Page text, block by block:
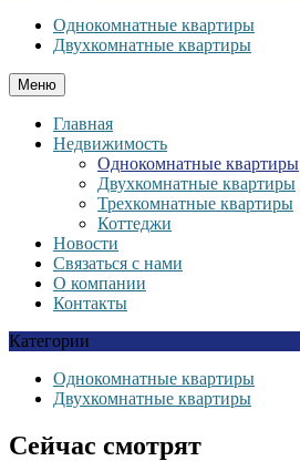
Однокомнатные квартиры
Двухкомнатные квартиры
Меню
Главная
Недвижимость
Однокомнатные квартиры
Двухкомнатные квартиры
Трехкомнатные квартиры
Коттеджи
Новости
Связаться с нами
О компании
Контакты
Категории
Однокомнатные квартиры
Двухкомнатные квартиры
Сейчас смотрят